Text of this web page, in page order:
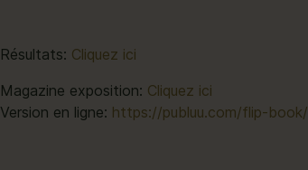
Résultats: Cliquez ici
Magazine exposition: Cliquez ici
Version en ligne: https://publuu.com/flip-book/